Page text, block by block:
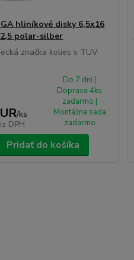
hliníkové disky 6,5x16
polar-silber
značka kolies s TUV
/ks
DPH
Do 7 dní |
Doprava 4ks
zadarmo |
Montážna sada
zadarmo
Pridať do košíka